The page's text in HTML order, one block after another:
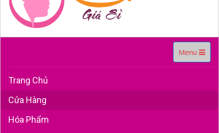
Toggle
navigation
Menu
Trang Chủ
Cửa Hàng
Hóa Phẩm